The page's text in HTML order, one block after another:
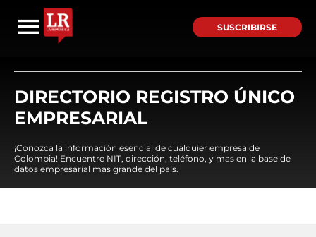
SUSCRIBIRSE
DIRECTORIO REGISTRO ÚNICO
EMPRESARIAL
¡Conozca la información esencial de cualquier empresa de
Colombia! Encuentre NIT, dirección, teléfono, y mas en la base de
datos empresarial mas grande del país.